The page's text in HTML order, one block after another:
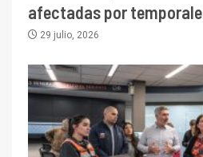
afectadas por
29 julio, 2026